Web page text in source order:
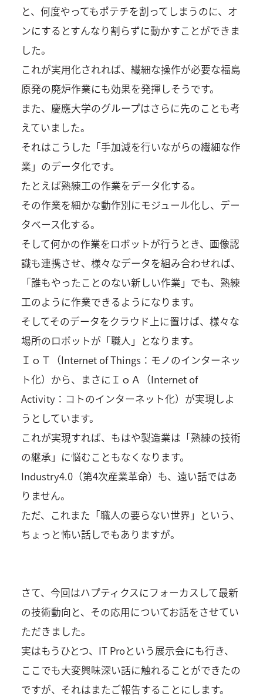
と、何度やってもポテチを割ってしまうのに、オ
ンにするとすんなり割らずに動かすことができま
した。
これが実用化されれば、繊細な操作が必要な福島
原発の廃炉作業にも効果を発揮しそうです。
また、慶應大学のグループはさらに先のことも考
えていました。
それはこうした「手加減を行いながらの繊細な作
業」のデータ化です。
たとえば熟練工の作業をデータ化する。
その作業を細かな動作別にモジュール化し、デー
タベース化する。
そして何かの作業をロボットが行うとき、画像認
識も連携させ、様々なデータを組み合わせれば、
「誰もやったことのない新しい作業」でも、熟練
工のように作業できるようになります。
そしてそのデータをクラウド上に置けば、様々な
場所のロボットが「職人」となります。
ＩｏＴ（Internet of Things：モノのインターネッ
ト化）から、まさにＩｏＡ（Internet of
Activity：コトのインターネット化）が実現しよ
うとしています。
これが実現すれば、もはや製造業は「熟練の技術
の継承」に悩むこともなくなります。
Industry4.0（第4次産業革命）も、遠い話ではあ
りません。
ただ、これまた「職人の要らない世界」という、
ちょっと怖い話しでもありますが。
さて、今回はハプティクスにフォーカスして最新
の技術動向と、その応用についてお話をさせてい
ただきました。
実はもうひとつ、IT Proという展示会にも行き、
ここでも大変興味深い話に触れることができたの
ですが、それはまたご報告することにします。